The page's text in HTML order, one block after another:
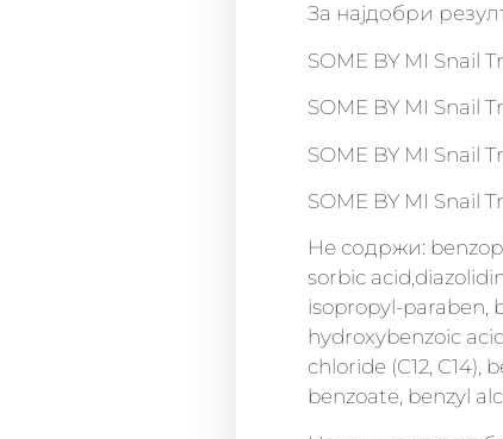
За најдобри
SOME BY MI Snail
SOME BY MI Snail
SOME BY MI Snail
SOME BY MI Snail
Не содржи:
sorbic
isopropyl-paraben,
hydroxybenzoic
chloride (C12,
benzoate, benzyl